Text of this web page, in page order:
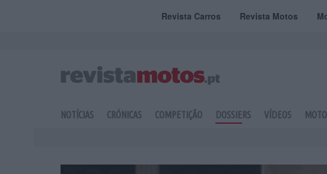
Revista Carros Revista Motos
NOTÍCIAS CRÓNICAS COMPETIÇÃO DOSSIERS VÍDEOS